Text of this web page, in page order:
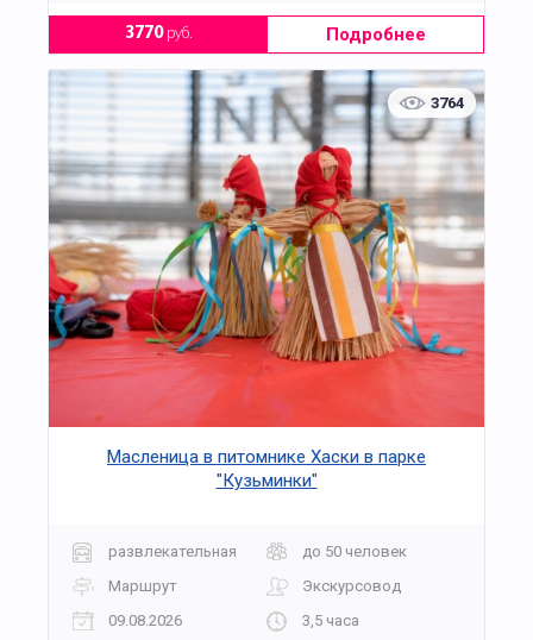
3770руб. Подробнее
3764
Масленица в питомнике Хаски в парке
"Кузьминки"
развлекательная
до 50 человек
Маршрут
Экскурсовод
09.08.2026
3,5 часа